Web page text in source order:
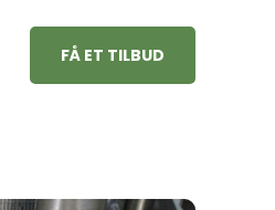
FÅ ET TILBUD